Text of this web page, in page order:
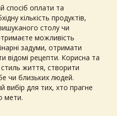
спосіб оплати та
кількість продуктів,
столу чи
можливість
задуми, отримати
відомі рецепти. Корисна та
життя, створити
чи близьких людей.
вибір для тих, хто прагне
мети.